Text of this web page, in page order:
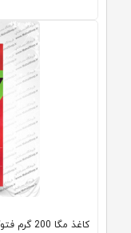
کاغذ مگا 200 گرم فتوگلاسه 100 برگی A4